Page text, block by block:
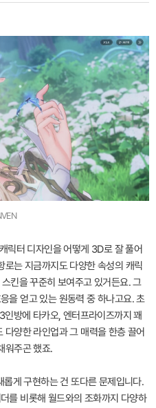
릭터 디자인을 어떻게 3D로 잘 풀어
로는 지금까지도 다양한 속성의 캐릭
킨을 꾸준히 보여주고 있거든요. 그
을 얻고 있는 원동력 중 하나고요. 초
방에 타카오, 엔터프라이즈까지 꽤
양한 라인업과 그 매력을 한층 끌어
워주곤 했죠.
게 구현하는 건 또다른 문제입니다.
를 비롯해 월드와의 조화까지 다양하